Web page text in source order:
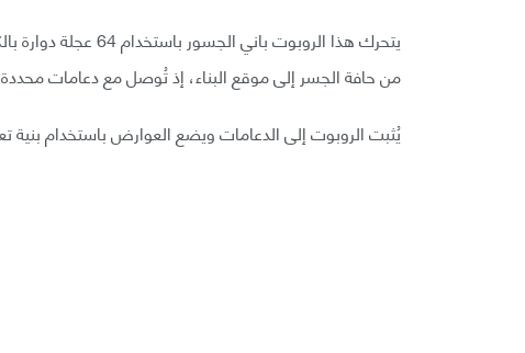
يتحرك هذا الروبوت
من حافة الجسر إلى موقع البناء، إذ تُوصل مع دعامات
يُثبت الروبوت إلى الدعامات ويضع العوارض باستخدام بنية